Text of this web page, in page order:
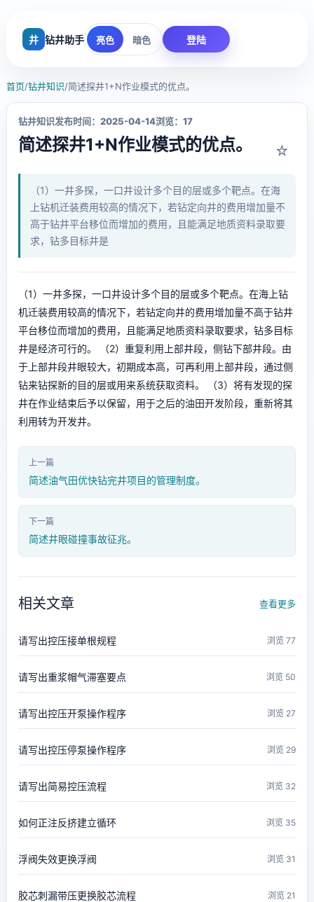
井 钻井助手 亮色 暗色 登陆
首页/钻井知识/简述探井1+N作业模式的优点。
钻井知识发布时间：2025-04-14浏览：17
简述探井1+N作业模式的优点。 ☆
（1）一井多探，一口井设计多个目的层或多个靶点。在海
上钻机迁装费用较高的情况下，若钻定向井的费用增加量不
高于钻井平台移位而增加的费用，且能满足地质资料录取要
求，钻多目标井是
（1）一井多探，一口井设计多个目的层或多个靶点。在海上钻
机迁装费用较高的情况下，若钻定向井的费用增加量不高于钻井
平台移位而增加的费用，且能满足地质资料录取要求，钻多目标
井是经济可行的。 （2）重复利用上部井段，侧钻下部井段。由
于上部井段井眼较大，初期成本高，可再利用上部井段，通过侧
钻来钻探新的目的层或用来系统获取资料。 （3）将有发现的探
井在作业结束后予以保留，用于之后的油田开发阶段，重新将其
利用转为开发井。
上一篇
简述油气田优快钻完井项目的管理制度。
下一篇
简述井眼碰撞事故征兆。
相关文章 查看更多
请写出控压接单根规程 浏览 77
请写出重浆帽气滞塞要点 浏览 50
请写出控压开泵操作程序 浏览 27
请写出控压停泵操作程序 浏览 29
请写出简易控压流程 浏览 32
如何正注反挤建立循环 浏览 35
浮阀失效更换浮阀 浏览 31
胶芯刺漏带压更换胶芯流程 浏览 21